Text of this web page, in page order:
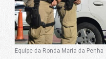
Equipe da Ronda Maria da